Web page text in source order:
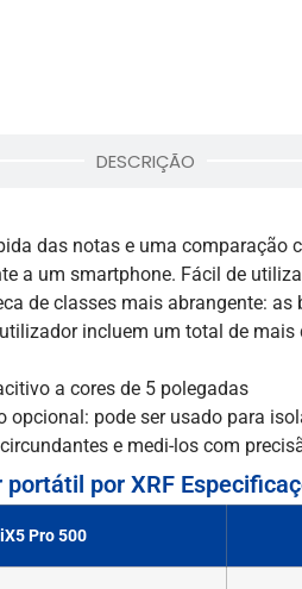
DESCRIÇÃO
das notas e uma comparação
a um smartphone. Fácil de
de classes mais abrangente: as
incluem um total de
a cores de 5 polegadas
opcional: pode ser usado para
e medi-los com
por XRF
Pro 500